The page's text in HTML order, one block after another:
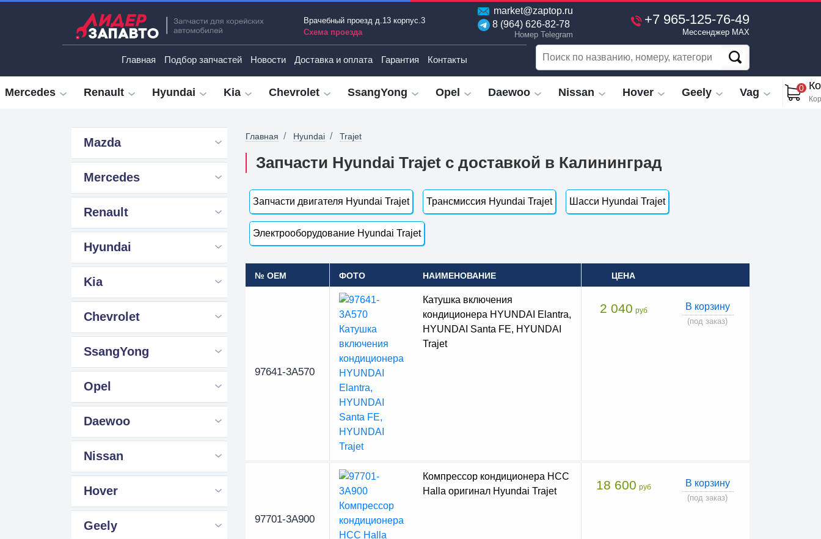
Врачебный проезд д.13 корпус.3
Схема проезда
market@zaptop.ru
8 (964) 626-82-78
Номер Telegram
+7 965-125-76-49
Мессенджер MAX
Главная Подбор запчастей Новости Доставка и оплата Гарантия Контакты
Mercedes Renault Hyundai Kia Chevrolet SsangYong Opel Daewoo Nissan Hover Geely Vag 0
Mazda
Mercedes
Renault
Hyundai
Kia
Chevrolet
SsangYong
Opel
Daewoo
Nissan
Hover
Geely
Главная Hyundai Trajet
Запчасти Hyundai Trajet с доставкой в Калининград
Запчасти двигателя Hyundai Trajet Трансмиссия Hyundai Trajet Шасси Hyundai Trajet
Электрооборудование Hyundai Trajet
№ OEM ФОТО НАИМЕНОВАНИЕ ЦЕНА
97641-3A570
Катушка включения
кондиционера HYUNDAI Elantra,
HYUNDAI Santa FE, HYUNDAI
Trajet
2 040 руб В корзину
(под заказ)
97701-3A900
Компрессор кондиционера HCC
Halla оригинал Hyundai Trajet
18 600 руб В корзину
(под заказ)